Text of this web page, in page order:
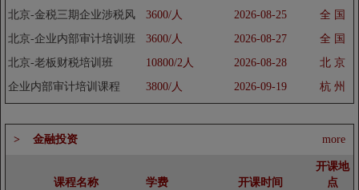
方法
北京-金税三期企业涉税风
险纳税处理培训班
3600/人 2026-08-25
全 国
北京-企业内部审计培训班
3600/人 2026-08-27
全 国
北京-老板财税培训班
10800/2人 2026-08-28
北 京
企业内部审计培训课程
3800/人 2026-09-19 杭 州
> 金融投资 more
课程名称 学费 开课时间
开课地
点